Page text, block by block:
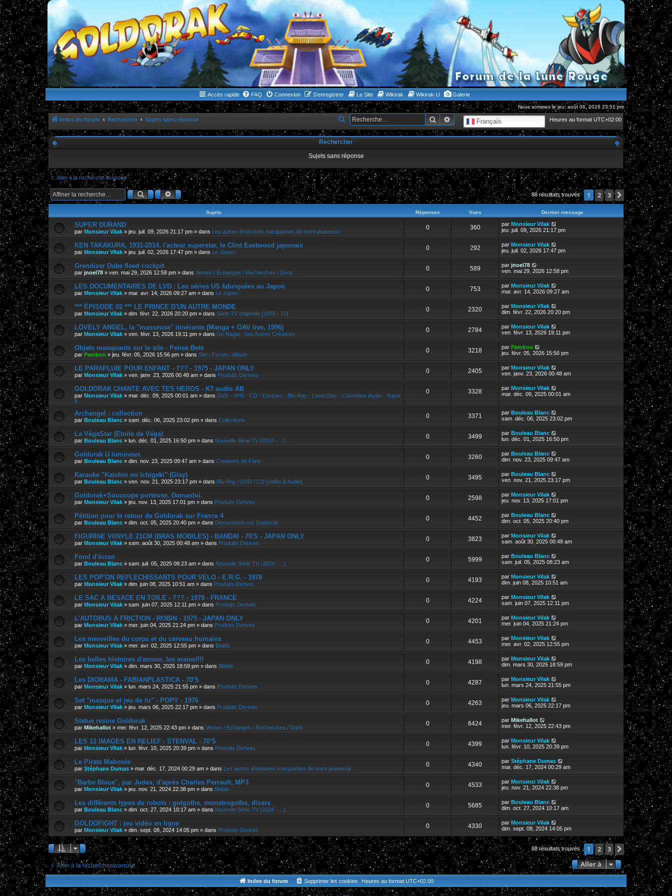
WWW.GOLDORAKGO.COM
le site de la Lune Rouge
Accès rapide FAQ Connexion S’enregistrer Le Site Wikirak Wikirak-U Galerie
Nous sommes le jeu. août 06, 2026 23:51 pm
Index du forum Rechercher Sujets sans réponse Heures au format UTC+02:00
Français
RechercherRecherche avancée
e
c
h
e
r
h
e
Rechercher
Sujets sans réponse
Aller à la recherche avancée
RechercherRecherche avancée 88 résultats trouvés 1 2 3 Suivante
Sujets Réponses Vues Dernier message
SUPER DURAND
par Monsieur Vilak » jeu. juil. 09, 2026 21:17 pm » dans Les autres émissions marquantes de notre jeunesse
0 360 par Monsieur Vilak
jeu. juil. 09, 2026 21:17 pm
KEN TAKAKURA, 1931-2014, l'acteur superstar, le Clint Eastwood japonais
par Monsieur Vilak » jeu. juil. 02, 2026 17:47 pm » dans Le Japon :
0 292 par Monsieur Vilak
jeu. juil. 02, 2026 17:47 pm
Grendizer Duke fleed cockpit
par jnoel78 » ven. mai 29, 2026 12:58 pm » dans Ventes / Echanges / Recherches / Dons
0 589 par jnoel78
ven. mai 29, 2026 12:58 pm
LES DOCUMENTAIRES DE LVD : Les séries US fabriquées au Japon
par Monsieur Vilak » mar. avr. 14, 2026 09:27 am » dans Le Japon :
0 753 par Monsieur Vilak
mar. avr. 14, 2026 09:27 am
*** ÉPISODE 02 *** LE PRINCE D'UN AUTRE MONDE
par Monsieur Vilak » dim. févr. 22, 2026 20:20 pm » dans Série TV originelle (1975 - 77)
0 2320 par Monsieur Vilak
dim. févr. 22, 2026 20:20 pm
LOVELY ANGEL, la "masseuse" itinérante (Manga + OAV live, 1996)
par Monsieur Vilak » ven. févr. 13, 2026 19:11 pm » dans Go Nagai : Ses Autres Créations
0 2784 par Monsieur Vilak
ven. févr. 13, 2026 19:11 pm
Objets manquants sur le site - Pense Bete
par Pambou » jeu. févr. 05, 2026 15:56 pm » dans Site / Forum / Album
0 3218 par Pambou
jeu. févr. 05, 2026 15:56 pm
LE PARAPLUIE POUR ENFANT - ??? - 1975 - JAPAN ONLY
par Monsieur Vilak » ven. janv. 23, 2026 00:48 am » dans Produits Derives
0 2405 par Monsieur Vilak
ven. janv. 23, 2026 00:48 am
GOLDORAK CHANTE AVEC TES HEROS - K7 audio AB
par Monsieur Vilak » mar. déc. 09, 2025 00:01 am » dans DVD - VHS - CD - Disques - Blu-Ray - LaserDisc - Cassettes Audio - Super
8
0 3328 par Monsieur Vilak
mar. déc. 09, 2025 00:01 am
Archangel : collection
par Bouleau Blanc » sam. déc. 06, 2025 23:02 pm » dans Collections
0 3371 par Bouleau Blanc
sam. déc. 06, 2025 23:02 pm
La VégaStar (Etoile de Véga)
par Bouleau Blanc » lun. déc. 01, 2025 16:50 pm » dans Nouvelle Série TV (2024 - ...)
0 3499 par Bouleau Blanc
lun. déc. 01, 2025 16:50 pm
Goldorak U lumineux
par Bouleau Blanc » dim. nov. 23, 2025 09:47 am » dans Creations de Fans
0 3260 par Bouleau Blanc
dim. nov. 23, 2025 09:47 am
Karaoke "Kaishin no Ichigeki" (Glay)
par Bouleau Blanc » ven. nov. 21, 2025 23:17 pm » dans Blu-Ray / DVD / CD (vidéo & Audio)
0 3495 par Bouleau Blanc
ven. nov. 21, 2025 23:17 pm
Goldorak+Soucoupe porteuse. Damashii.
par Monsieur Vilak » jeu. nov. 13, 2025 17:01 pm » dans Produits Derives
0 2598 par Monsieur Vilak
jeu. nov. 13, 2025 17:01 pm
Pétition pour le retour de Goldorak sur France 4
par Bouleau Blanc » dim. oct. 05, 2025 20:40 pm » dans Discussions sur Goldorak
0 4452 par Bouleau Blanc
dim. oct. 05, 2025 20:40 pm
FIGURINE VIINYLE 21CM (BRAS MOBILES) - BANDAI - 70'S - JAPAN ONLY
par Monsieur Vilak » sam. août 30, 2025 00:48 am » dans Produits Derives
0 3823 par Monsieur Vilak
sam. août 30, 2025 00:48 am
Fond d'écran
par Bouleau Blanc » sam. juil. 05, 2025 08:23 am » dans Nouvelle Série TV (2024 - ...)
0 5999 par Bouleau Blanc
sam. juil. 05, 2025 08:23 am
LES POP'ON REFLECHISSANTS POUR VELO - E.R.G. - 1978
par Monsieur Vilak » dim. juin 08, 2025 10:51 am » dans Produits Derives
0 4193 par Monsieur Vilak
dim. juin 08, 2025 10:51 am
LE SAC A BESACE EN TOILE - ??? - 1979 - FRANCE
par Monsieur Vilak » sam. juin 07, 2025 12:11 pm » dans Produits Derives
0 4224 par Monsieur Vilak
sam. juin 07, 2025 12:11 pm
L'AUTOBUS A FRICTION - ROBIN - 1975 - JAPAN ONLY
par Monsieur Vilak » mer. juin 04, 2025 21:24 pm » dans Produits Derives
0 4201 par Monsieur Vilak
mer. juin 04, 2025 21:24 pm
Les merveilles du corps et du cerveau humains
par Monsieur Vilak » mer. avr. 02, 2025 12:55 pm » dans Blabla
0 4453 par Monsieur Vilak
mer. avr. 02, 2025 12:55 pm
Les belles histoires d'amour, les vraies!!!!
par Monsieur Vilak » dim. mars 30, 2025 18:59 pm » dans Blabla
0 4198 par Monsieur Vilak
dim. mars 30, 2025 18:59 pm
Les DIORAMA - FABIANPLASTICA - 70'S
par Monsieur Vilak » lun. mars 24, 2025 21:55 pm » dans Produits Derives
0 4287 par Monsieur Vilak
lun. mars 24, 2025 21:55 pm
Set "masque et jeu de tir" - POPY - 1976
par Monsieur Vilak » jeu. mars 06, 2025 22:17 pm » dans Produits Derives
0 4263 par Monsieur Vilak
jeu. mars 06, 2025 22:17 pm
Statue resine Goldorak
par Mikehallot » mer. févr. 12, 2025 22:43 pm » dans Ventes / Echanges / Recherches / Dons
0 6424 par Mikehallot
mer. févr. 12, 2025 22:43 pm
LES 12 IMAGES EN RELIEF - STENVAL - 70'S
par Monsieur Vilak » lun. févr. 10, 2025 20:39 pm » dans Produits Derives
0 4399 par Monsieur Vilak
lun. févr. 10, 2025 20:39 pm
Le Pirate Maboule
par Stéphane Dumas » mar. déc. 17, 2024 00:29 am » dans Les autres émissions marquantes de notre jeunesse
0 4340 par Stéphane Dumas
mar. déc. 17, 2024 00:29 am
"Barbe Bleue", par Judex, d'après Charles Perrault, MP3
par Monsieur Vilak » jeu. nov. 21, 2024 22:38 pm » dans Blabla
0 4533 par Monsieur Vilak
jeu. nov. 21, 2024 22:38 pm
Les différents types de robots : golgoths, monstrogoths, dizers
par Bouleau Blanc » dim. oct. 27, 2024 10:17 am » dans Nouvelle Série TV (2024 - ...)
0 5685 par Bouleau Blanc
dim. oct. 27, 2024 10:17 am
GOLDOFIGHT : jeu vidéo en ligne
par Monsieur Vilak » dim. sept. 08, 2024 14:05 pm » dans Produits Derives
0 4330 par Monsieur Vilak
dim. sept. 08, 2024 14:05 pm
88 résultats trouvés 1 2 3 Suivante
Aller à la recherche avancée Aller à
Index du forum Heures au format UTC+02:00
Supprimer les cookies